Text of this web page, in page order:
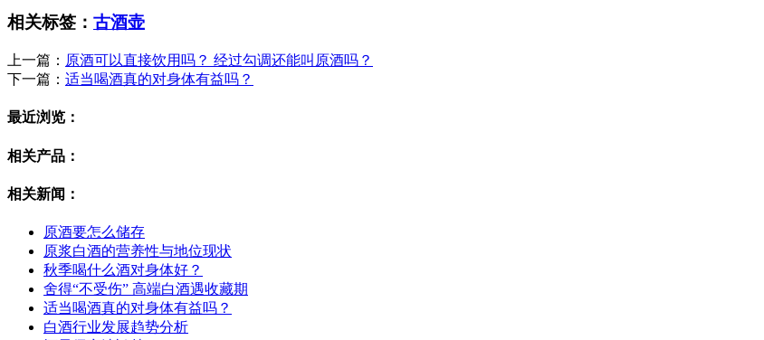
相关标签： 古酒壶
上一篇： 原酒可以直接饮用吗？ 经过勾调还能叫原酒吗？
下一篇： 适当喝酒真的对身体有益吗？
最近浏览：
相关产品：
相关新闻：
原酒要怎么储存
原浆白酒的营养性与地位现状
秋季喝什么酒对身体好？
舍得“不受伤” 高端白酒遇收藏期
适当喝酒真的对身体有益吗？
白酒行业发展趋势分析